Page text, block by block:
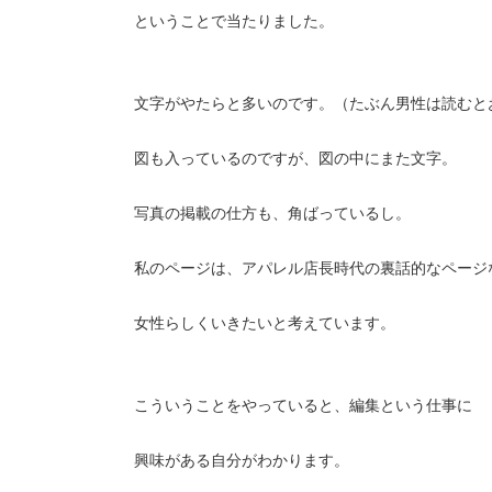
ということで当たりました。
文字がやたらと多いのです。（たぶん男性は読むと
図も入っているのですが、図の中にまた文字。
写真の掲載の仕方も、角ばっているし。
私のページは、アパレル店長時代の裏話的なペー
女性らしくいきたいと考えています。
こういうことをやっていると、編集という仕事に
興味がある自分がわかります。